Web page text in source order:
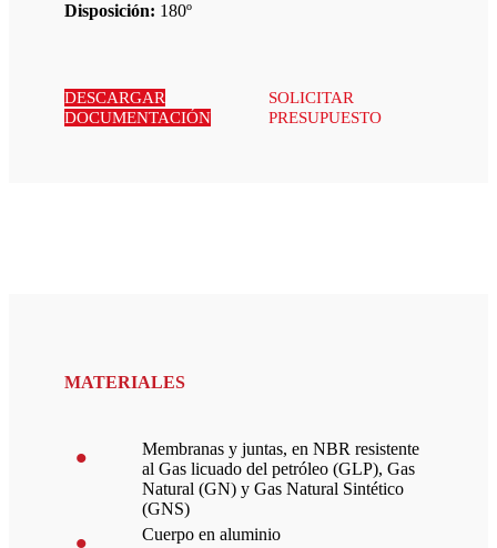
Disposición: 180º
DESCARGAR
DOCUMENTACIÓN
SOLICITAR
PRESUPUESTO
MATERIALES
Membranas y juntas, en NBR resistente
al Gas licuado del petróleo (GLP), Gas
Natural (GN) y Gas Natural Sintético
(GNS)
Cuerpo en aluminio